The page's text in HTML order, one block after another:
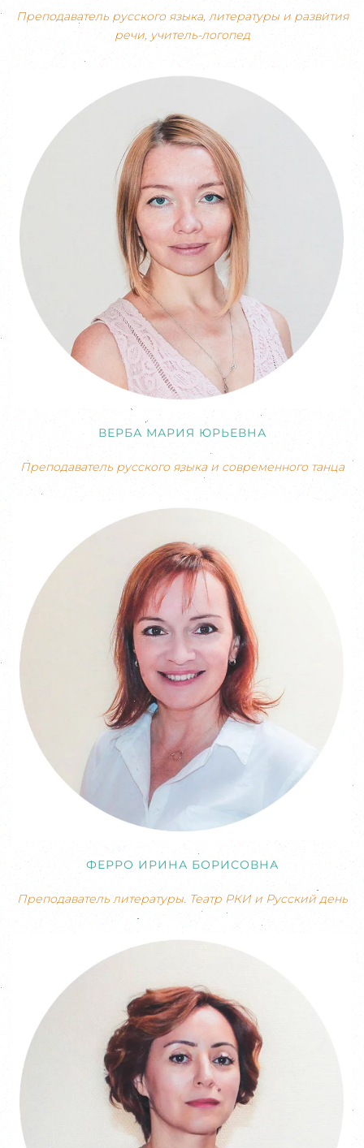
Преподаватель русского языка, литературы и развития
речи, учитель-логопед
ВЕРБА МАРИЯ ЮРЬЕВНА
Преподаватель русского языка и современного танца
ФЕРРО ИРИНА БОРИСОВНА
Преподаватель литературы. Театр РКИ и Русский день